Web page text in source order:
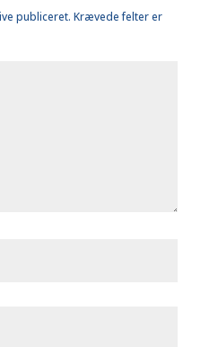
publiceret. Krævede felter er